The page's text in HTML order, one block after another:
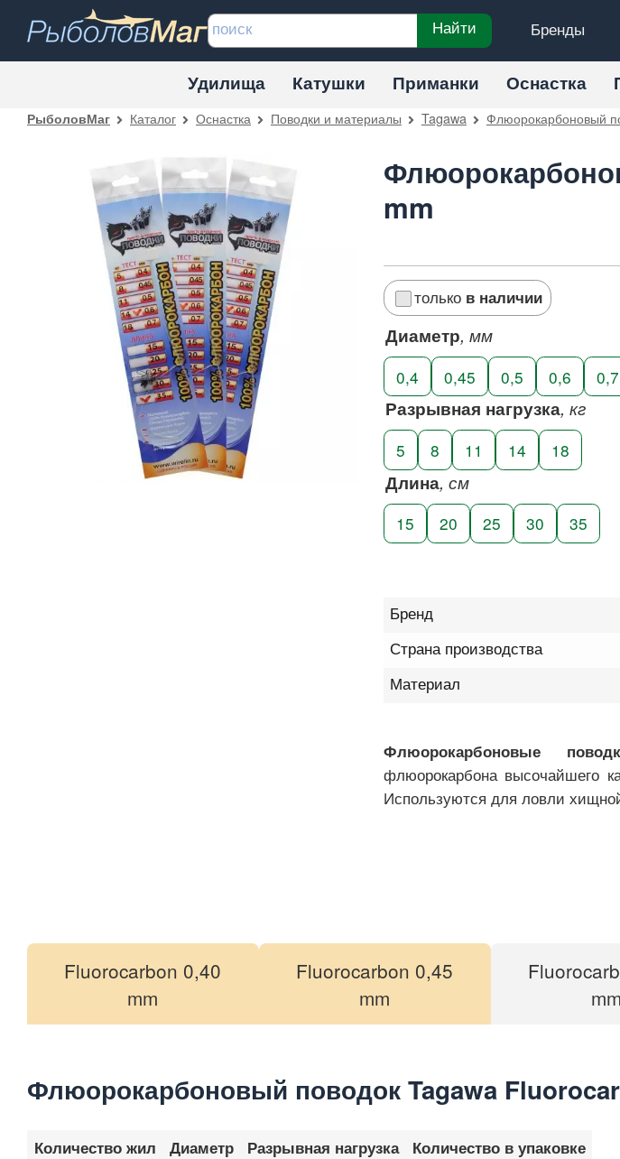
Бренды
Найти
Удилища Катушки Приманки Оснастка
РыболовМаг Каталог Оснастка Поводки и материалы Tagawa Флюорокарбоновый
mm
только в наличии
Диаметр, мм
0,4 0,45 0,5 0,6 0,7
Разрывная нагрузка, кг
5 8 11 14 18
Длина, см
15 20 25 30 35
Бренд
Страна производства
Материал
Флюорокарбоновые
флюорокарбона высочайшего
Используются для ловли
Fluorocarbon 0,40
mm
Fluorocarbon 0,45
mm
mm
Флюорокарбоновый поводок Tagawa
Количество жил Диаметр Разрывная нагрузка Количество в упаковке